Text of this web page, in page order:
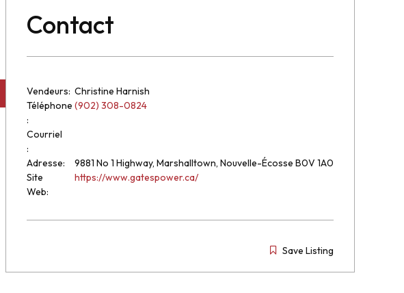
Contact
Vendeurs: Christine Harnish
Téléphone
:
(902) 308-0824
Courriel
:
Adresse:
9881 No 1 Highway, Marshalltown, Nouvelle-Écosse B0V 1A0
Site
Web:
https://www.gatespower.ca/
Save Listing